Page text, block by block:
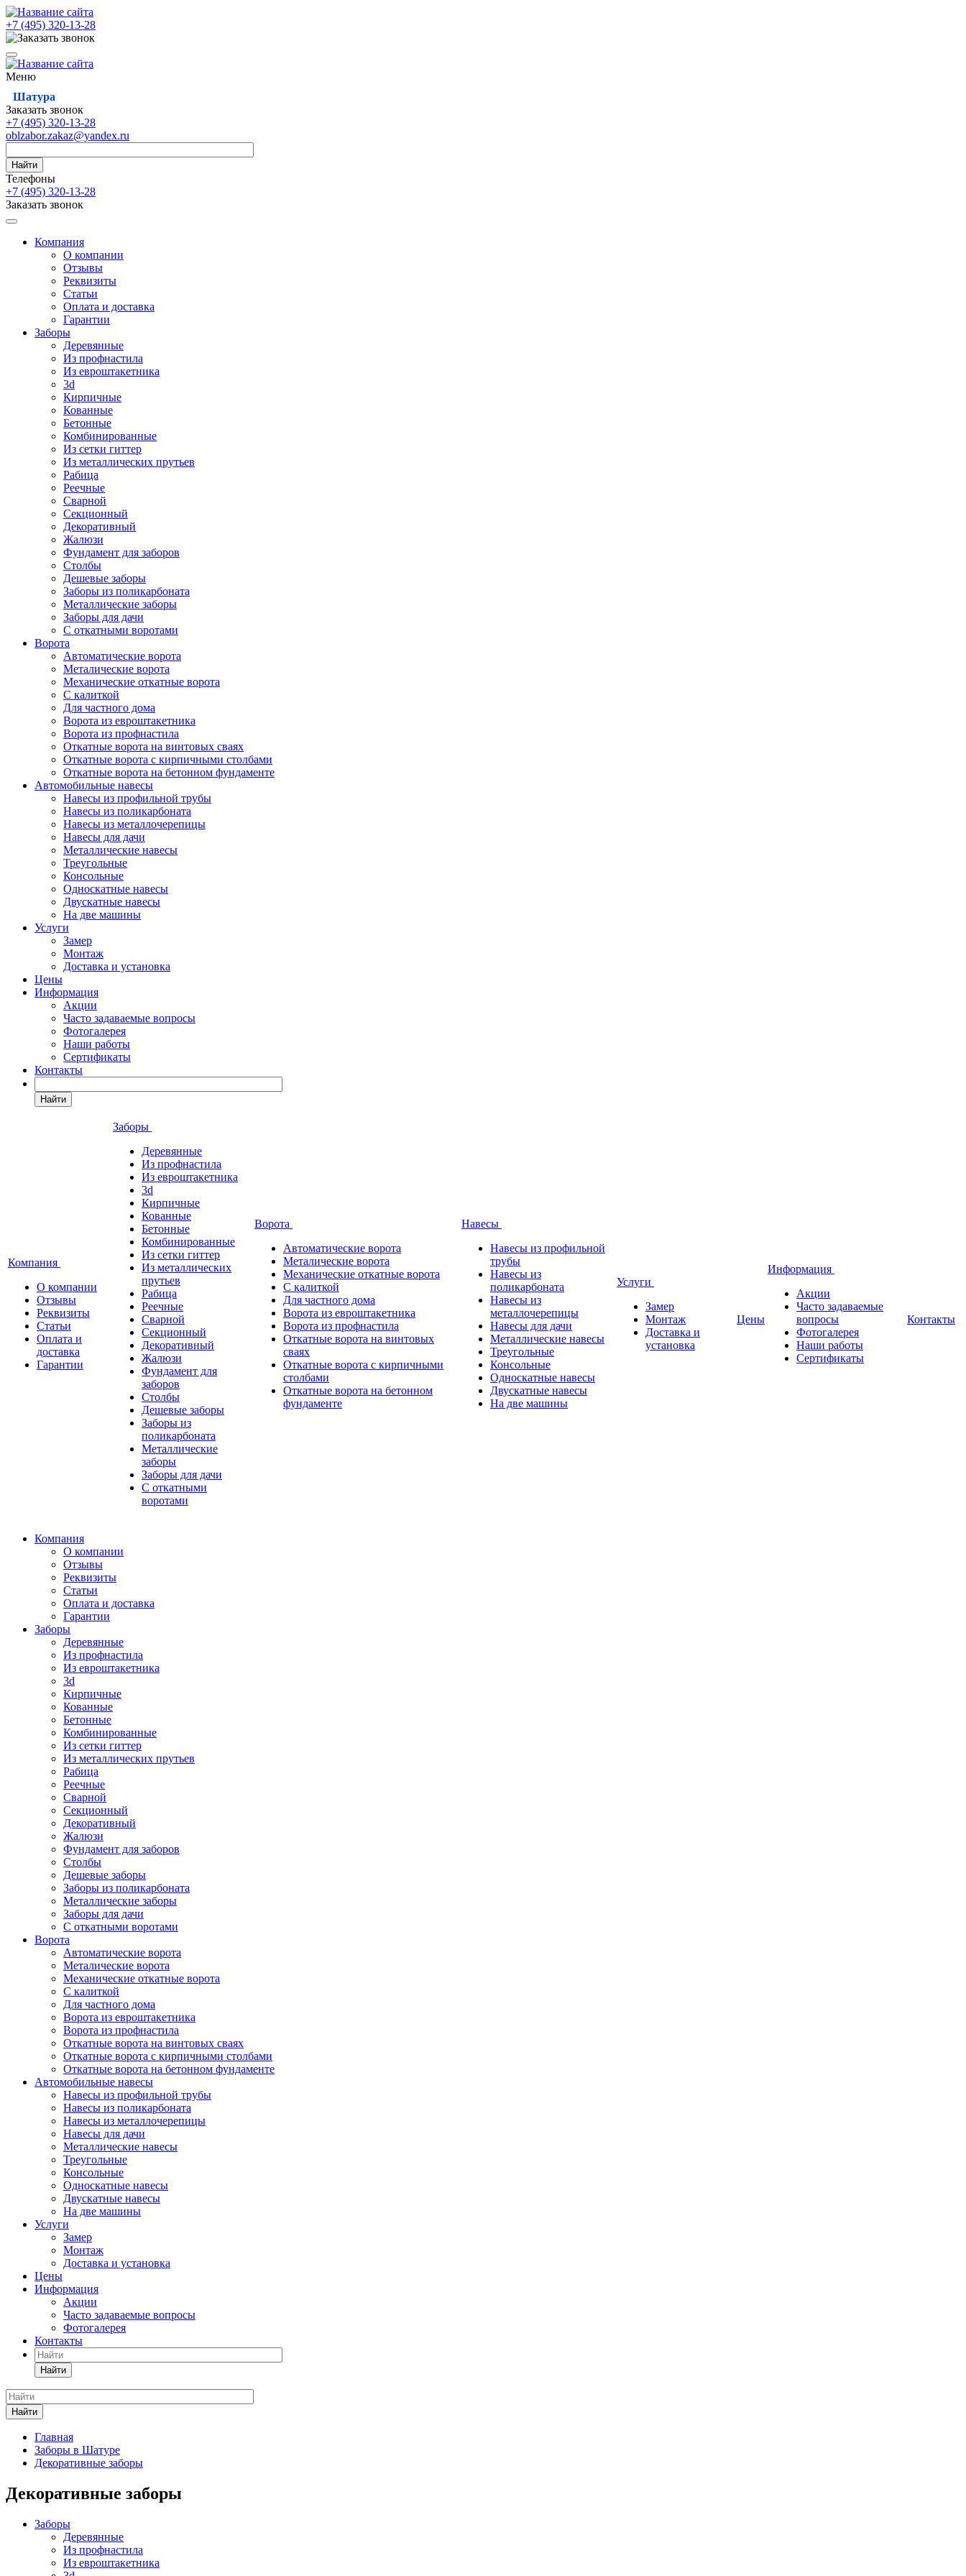
+7 (495) 320-13-28
Меню
Шатура
Заказать звонок
+7 (495) 320-13-28
oblzabor.zakaz@yandex.ru
Найти
Телефоны
+7 (495) 320-13-28
Заказать звонок
Компания
О компании
Отзывы
Реквизиты
Статьи
Оплата и доставка
Гарантии
Заборы
Деревянные
Из профнастила
Из евроштакетника
3d
Кирпичные
Кованные
Бетонные
Комбинированные
Из сетки гиттер
Из металлических прутьев
Рабица
Реечные
Сварной
Секционный
Декоративный
Жалюзи
Фундамент для заборов
Столбы
Дешевые заборы
Заборы из поликарбоната
Металлические заборы
Заборы для дачи
С откатными воротами
Ворота
Автоматические ворота
Металические ворота
Механические откатные ворота
С калиткой
Для частного дома
Ворота из евроштакетника
Ворота из профнастила
Откатные ворота на винтовых сваях
Откатные ворота с кирпичными столбами
Откатные ворота на бетонном фундаменте
Автомобильные навесы
Навесы из профильной трубы
Навесы из поликарбоната
Навесы из металлочерепицы
Навесы для дачи
Металлические навесы
Треугольные
Консольные
Односкатные навесы
Двускатные навесы
На две машины
Услуги
Замер
Монтаж
Доставка и установка
Цены
Информация
Акции
Часто задаваемые вопросы
Фотогалерея
Наши работы
Сертификаты
Контакты
Найти
Компания
О компании
Отзывы
Реквизиты
Статьи
Оплата и
доставка
Гарантии
Заборы
Деревянные
Из профнастила
Из евроштакетника
3d
Кирпичные
Кованные
Бетонные
Комбинированные
Из сетки гиттер
Из металлических
прутьев
Рабица
Реечные
Сварной
Секционный
Декоративный
Жалюзи
Фундамент для
заборов
Столбы
Дешевые заборы
Заборы из
поликарбоната
Металлические
заборы
Заборы для дачи
С откатными
воротами
Ворота
Автоматические ворота
Металические ворота
Механические откатные ворота
С калиткой
Для частного дома
Ворота из евроштакетника
Ворота из профнастила
Откатные ворота на винтовых
сваях
Откатные ворота с кирпичными
столбами
Откатные ворота на бетонном
фундаменте
Навесы
Навесы из профильной
трубы
Навесы из
поликарбоната
Навесы из
металлочерепицы
Навесы для дачи
Металлические навесы
Треугольные
Консольные
Односкатные навесы
Двускатные навесы
На две машины
Услуги
Замер
Монтаж
Доставка и
установка
Цены
Информация
Акции
Часто задаваемые
вопросы
Фотогалерея
Наши работы
Сертификаты
Контакты
Компания
О компании
Отзывы
Реквизиты
Статьи
Оплата и доставка
Гарантии
Заборы
Деревянные
Из профнастила
Из евроштакетника
3d
Кирпичные
Кованные
Бетонные
Комбинированные
Из сетки гиттер
Из металлических прутьев
Рабица
Реечные
Сварной
Секционный
Декоративный
Жалюзи
Фундамент для заборов
Столбы
Дешевые заборы
Заборы из поликарбоната
Металлические заборы
Заборы для дачи
С откатными воротами
Ворота
Автоматические ворота
Металические ворота
Механические откатные ворота
С калиткой
Для частного дома
Ворота из евроштакетника
Ворота из профнастила
Откатные ворота на винтовых сваях
Откатные ворота с кирпичными столбами
Откатные ворота на бетонном фундаменте
Автомобильные навесы
Навесы из профильной трубы
Навесы из поликарбоната
Навесы из металлочерепицы
Навесы для дачи
Металлические навесы
Треугольные
Консольные
Односкатные навесы
Двускатные навесы
На две машины
Услуги
Замер
Монтаж
Доставка и установка
Цены
Информация
Акции
Часто задаваемые вопросы
Фотогалерея
Контакты
Найти
Найти
Главная
Заборы в Шатуре
Декоративные заборы
Декоративные заборы
Заборы
Деревянные
Из профнастила
Из евроштакетника